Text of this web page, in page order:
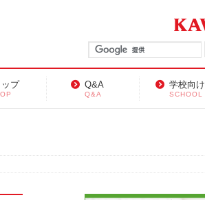
プ Q&A
Q&A
学校向け
SCHOOL